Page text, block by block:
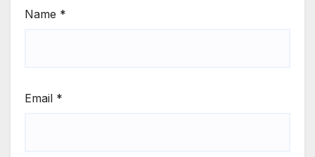
Name *
Email *